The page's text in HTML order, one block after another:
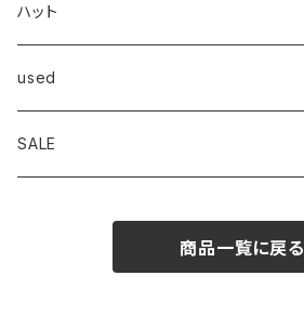
Frame
OVERALL
Goodwear
スウェット/パーカー
ニット/セーター
ジャケット
ハット
used
SALE
商品一覧に戻る